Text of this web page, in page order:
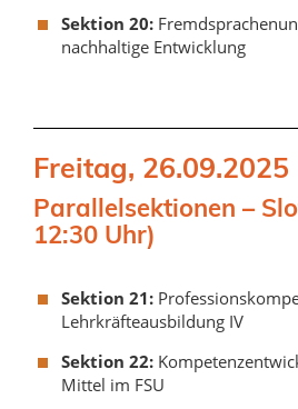
Sektion 20:
nachhaltige Entwicklung
Freitag, 26.09.2025
Parallelsektionen –
12:30 Uhr)
Sektion 21:
Lehrkräfteausbildung IV
Sektion 22:
Mittel im FSU